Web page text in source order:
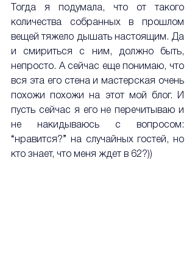
Тогда я подумала, что от такого
количества собранных в прошлом
вещей тяжело дышать настоящим. Да
и смириться с ним, должно быть,
непросто. А сейчас еще понимаю, что
вся эта его стена и мастерская очень
похожи похожи на этот мой блог. И
пусть сейчас я его не перечитываю и
не накидываюсь с вопросом:
“нравится?” на случайных гостей, но
кто знает, что меня ждет в 62?))